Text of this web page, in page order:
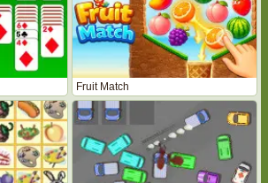
Fruit Match